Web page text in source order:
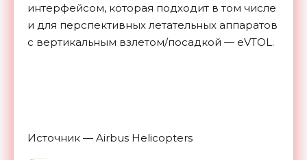
интерфейсом, которая подходит в том числе
и для перспективных летательных аппаратов
с вертикальным взлетом/посадкой — eVTOL.
Источник — Airbus Helicopters